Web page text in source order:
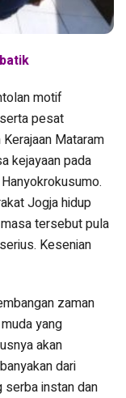
motif
pesat
Mataram
kejayaan pada
Jogja hidup
tersebut pula
Kesenian
zaman
yang
akan
dari
serba instan dan